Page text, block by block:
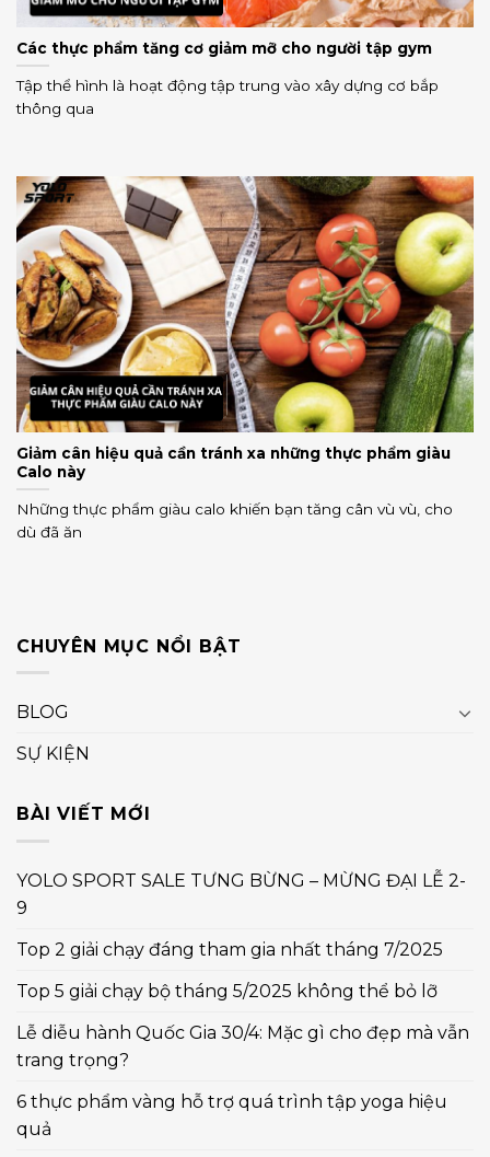
Các thực phẩm tăng cơ giảm mỡ cho người tập gym
Tập thể hình là hoạt động tập trung vào xây dựng cơ bắp
thông qua
Giảm cân hiệu quả cần tránh xa những thực phẩm giàu
Calo này
Những thực phẩm giàu calo khiến bạn tăng cân vù vù, cho
dù đã ăn
CHUYÊN MỤC NỔI BẬT
BLOG
SỰ KIỆN
BÀI VIẾT MỚI
YOLO SPORT SALE TƯNG BỪNG – MỪNG ĐẠI LỄ 2-
9
Top 2 giải chạy đáng tham gia nhất tháng 7/2025
Top 5 giải chạy bộ tháng 5/2025 không thể bỏ lỡ
Lễ diễu hành Quốc Gia 30/4: Mặc gì cho đẹp mà vẫn
trang trọng?
6 thực phẩm vàng hỗ trợ quá trình tập yoga hiệu
quả